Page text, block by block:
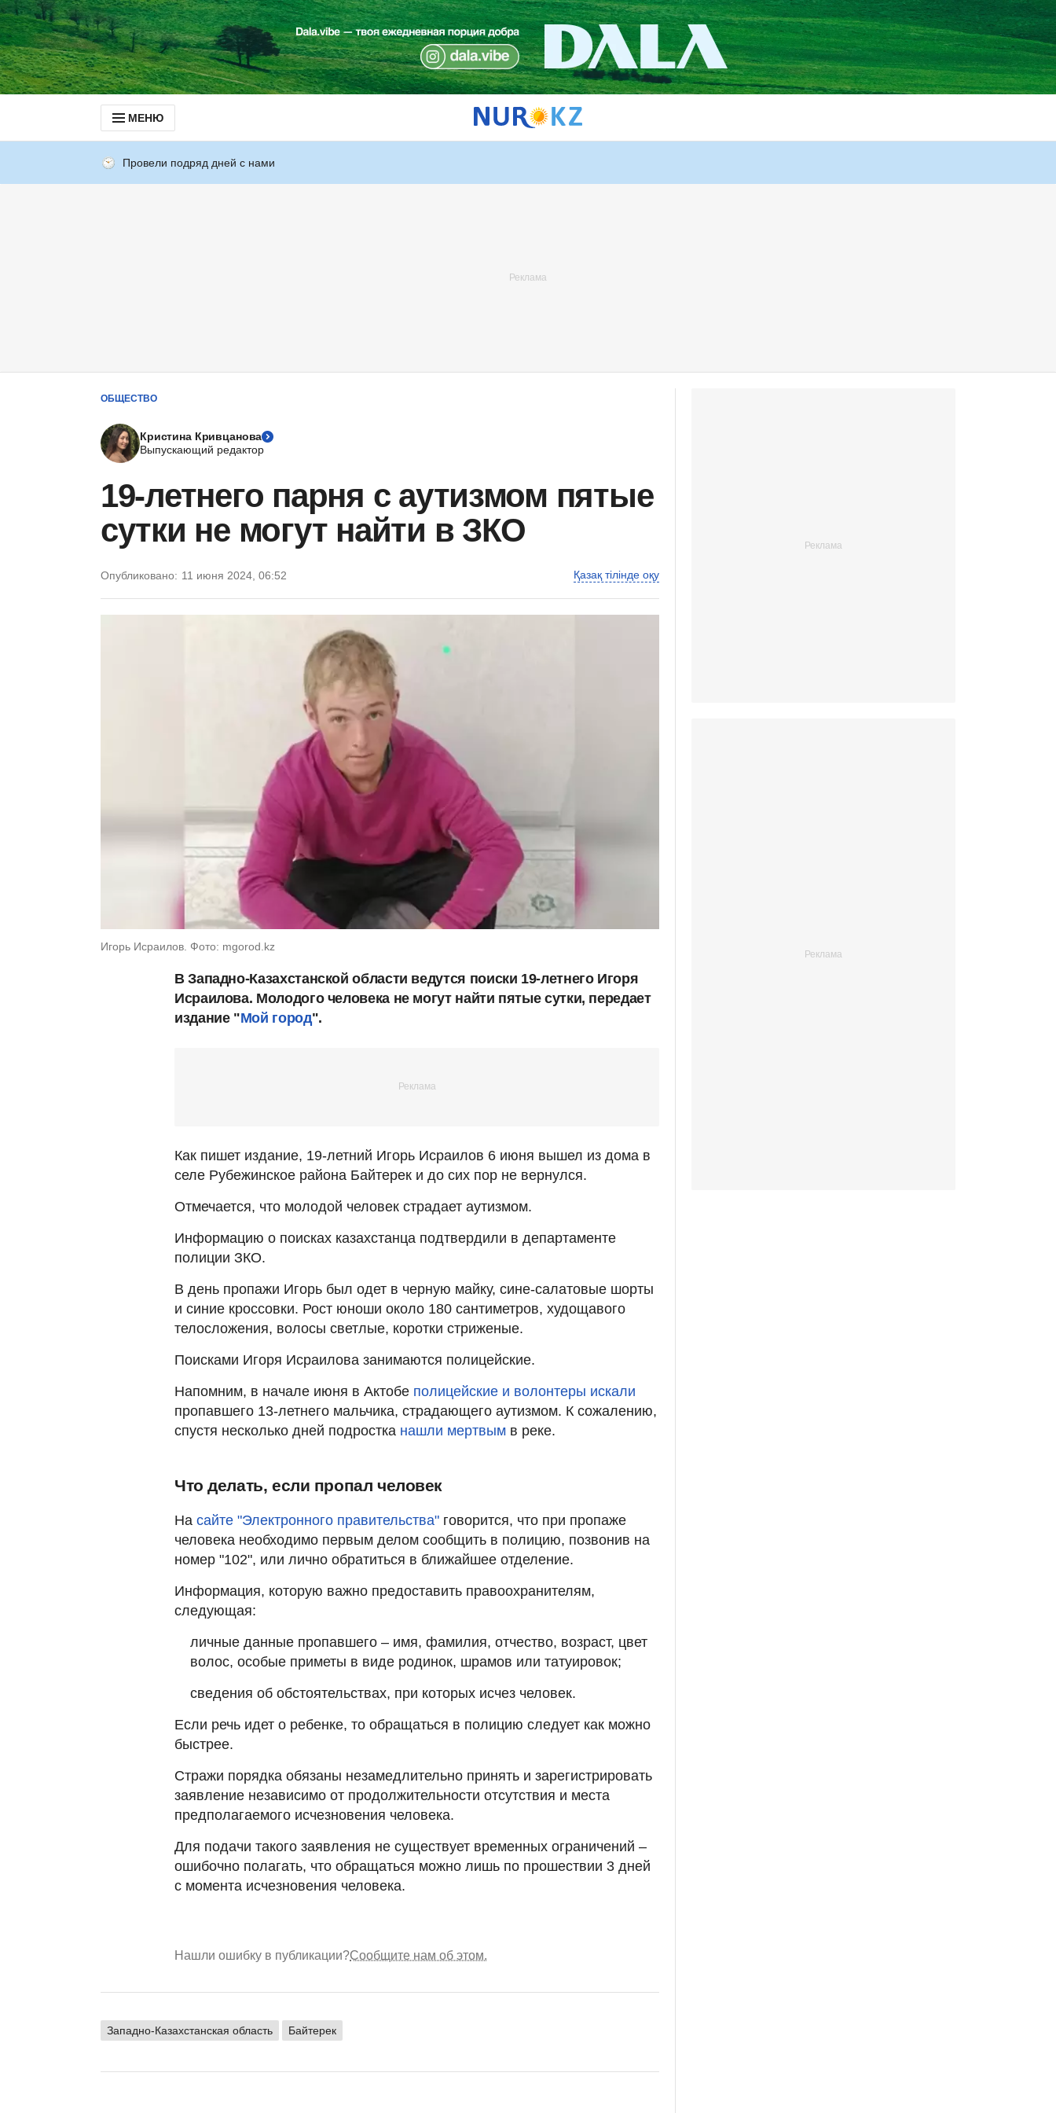
МЕНЮ
Провели подряд дней с нами
ОБЩЕСТВО
Кристина Кривцанова
Выпускающий редактор
19-летнего парня с аутизмом пятые
сутки не могут найти в ЗКО
Опубликовано: 11 июня 2024, 06:52 Қазақ тілінде оқу
Игорь Исраилов. Фото: mgorod.kz
В Западно-Казахстанской области ведутся поиски 19-летнего Игоря
Исраилова. Молодого человека не могут найти пятые сутки, передает
издание "Мой город".
Как пишет издание, 19-летний Игорь Исраилов 6 июня вышел из дома в
селе Рубежинское района Байтерек и до сих пор не вернулся.
Отмечается, что молодой человек страдает аутизмом.
Информацию о поисках казахстанца подтвердили в департаменте
полиции ЗКО.
В день пропажи Игорь был одет в черную майку, сине-салатовые шорты
и синие кроссовки. Рост юноши около 180 сантиметров, худощавого
телосложения, волосы светлые, коротки стриженые.
Поисками Игоря Исраилова занимаются полицейские.
Напомним, в начале июня в Актобе полицейские и волонтеры искали
пропавшего 13-летнего мальчика, страдающего аутизмом. К сожалению,
спустя несколько дней подростка нашли мертвым в реке.
Что делать, если пропал человек
На сайте "Электронного правительства" говорится, что при пропаже
человека необходимо первым делом сообщить в полицию, позвонив на
номер "102", или лично обратиться в ближайшее отделение.
Информация, которую важно предоставить правоохранителям,
следующая:
личные данные пропавшего – имя, фамилия, отчество, возраст, цвет
волос, особые приметы в виде родинок, шрамов или татуировок;
сведения об обстоятельствах, при которых исчез человек.
Если речь идет о ребенке, то обращаться в полицию следует как можно
быстрее.
Стражи порядка обязаны незамедлительно принять и зарегистрировать
заявление независимо от продолжительности отсутствия и места
предполагаемого исчезновения человека.
Для подачи такого заявления не существует временных ограничений –
ошибочно полагать, что обращаться можно лишь по прошествии 3 дней
с момента исчезновения человека.
Нашли ошибку в публикации?Сообщите нам об этом.
Западно-Казахстанская область Байтерек